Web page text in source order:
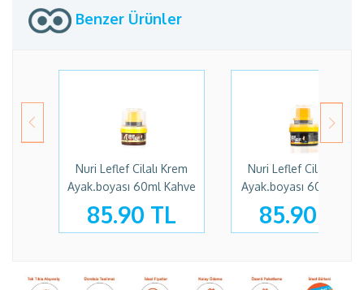
Benzer Ürünler
Nuri Leflef Cilalı Krem
Ayak.boyası 60ml Kahve
85.90 TL
Nuri Leflef Cilalı Krem
Ayak.boyası 60ml
85.90 TL